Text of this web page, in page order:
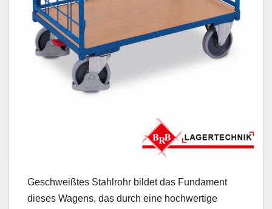
Geschweißtes Stahlrohr bildet das Fundament
dieses Wagens, das durch eine hochwertige